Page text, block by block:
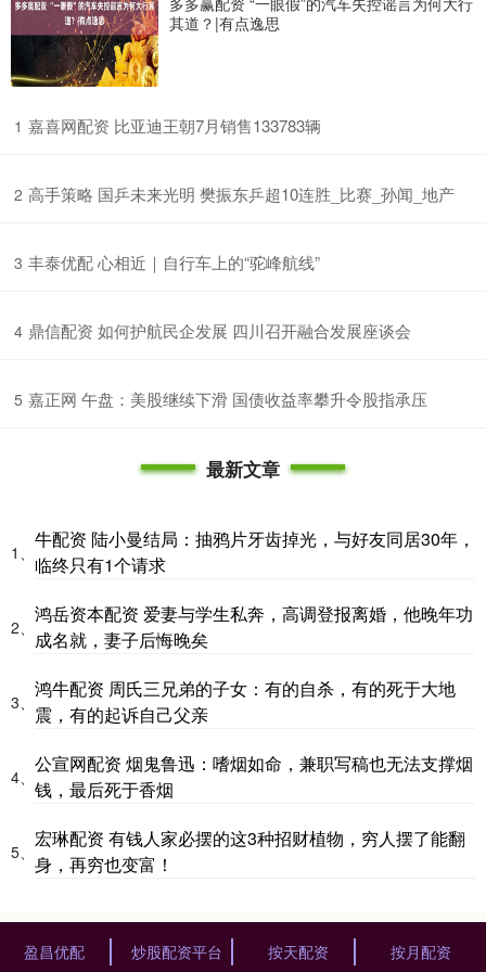
其道？|有点逸思
1 ​嘉喜网配资 比亚迪王朝7月销售133783辆
2 ​高手策略 国乒未来光明 樊振东乒超10连胜_比赛_孙闻_地产
3 ​丰泰优配 心相近｜自行车上的“驼峰航线”
4 ​鼎信配资 如何护航民企发展 四川召开融合发展座谈会
5 ​嘉正网 午盘：美股继续下滑 国债收益率攀升令股指承压
最新文章
1、
牛配资 陆小曼结局：抽鸦片牙齿掉光，与好友同居30年，
临终只有1个请求
2、
鸿岳资本配资 爱妻与学生私奔，高调登报离婚，他晚年功
成名就，妻子后悔晚矣
3、
鸿牛配资 周氏三兄弟的子女：有的自杀，有的死于大地
震，有的起诉自己父亲
4、
公宣网配资 烟鬼鲁迅：嗜烟如命，兼职写稿也无法支撑烟
钱，最后死于香烟
5、
宏琳配资 有钱人家必摆的这3种招财植物，穷人摆了能翻
身，再穷也变富！
盈昌优配 炒股配资平台 按天配资 按月配资